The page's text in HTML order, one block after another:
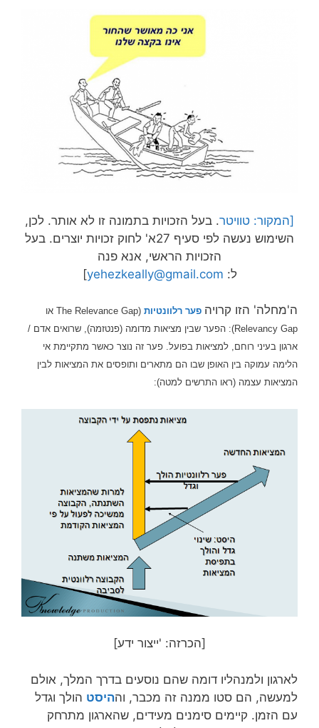
. בעל הזכויות בתמונה זו לא אותר. לכן,
השימוש נעשה לפי סעיף 27א' לחוק זכויות יוצרים. בעל
הזכויות הראשי, אנא פנה
yehezkeally@gmail.com
ה'מחלה' הזו קרויה פער רלוונטיות
ארגון בעיני רוחם, למציאות בפועל. פער זה נוצר כאשר מתקיימת אי
הלימה עמוקה בין האופן שבו הם מתארים ותופסים את המציאות לבין
המציאות עצמה (ראו התרשים למטה):
[הכרזה: 'ייצור ידע]
לארגון ולמנהליו דומה שהם נוסעים בדרך המלך, אולם
למעשה, הם סטו ממנה זה מכבר, וההיסט הולך וגדל
עם הזמן. קיימים סימנים מעידים, שהארגון מתרחק
מהדרך הראשית (כמו טלטלות הנגרמות מכך שרכב ירד
מהכביש לדרך עפר מלאה מהמורות), אבל הנהלת
בתחזוקת הכביש, למוסך שלא תיקן את הקפיצים ברכב
המפגש עם המציאות יכול להיות מדומה לנפילת הרכב
לבור. רק כשיוצאים מן הרכב ומטפסים לראש הבור, ניתן
לראות ממרחק את הכביש הראשי; ולהבין, עד כמה